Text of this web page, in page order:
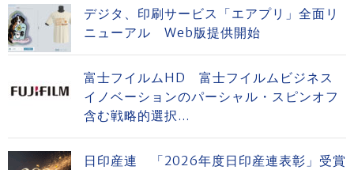
デジタ、印刷サービス「エアプリ」全面リ
ニューアル Web版提供開始
富士フイルムHD 富士フイルムビジネス
イノベーションのパーシャル・スピンオフ
含む戦略的選択...
日印産連 「2026年度日印産連表彰」受賞